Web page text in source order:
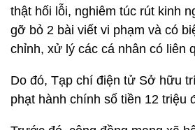
thật hối lỗi, nghiêm túc rút kinh
gỡ bỏ 2 bài viết vi phạm và có
chỉnh, xử lý các cá nhân có liên
Do đó, Tạp chí điện tử Sở hữu
phạt hành chính số tiền 12 triệu